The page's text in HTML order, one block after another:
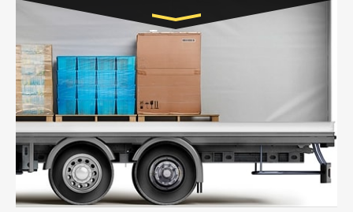
Транспорт:
Газель (1,5 и 3 тонны), Бычок, Еврофура от 5 до
10 тонн
от 5000 руб. Возможен догруз
- Экономный способ доставить вещи от 200 кг в
другой город - догрузом или попутно. Попутные
грузоперевозки для физлиц, ИП и юрлиц обходятся
дешевле.
- Тайгер Логистик организует доставку
крупногабаритных и личных вещей по нужному